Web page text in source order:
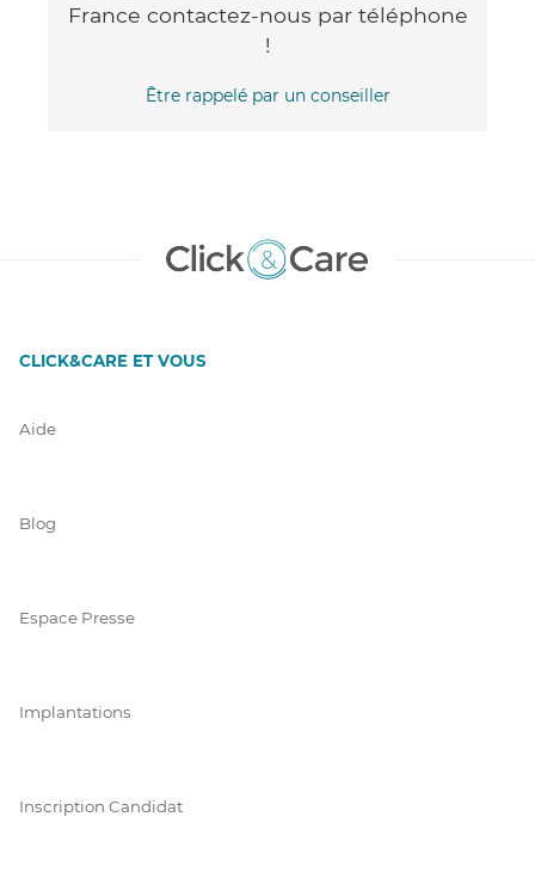
France contactez-nous par téléphone
!
Être rappelé par un conseiller
CLICK&CARE ET VOUS
Aide
Blog
Espace Presse
Implantations
Inscription Candidat